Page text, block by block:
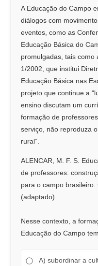
A Educação do Campo
diálogos com
eventos, como as
Educação Básica do
promulgadas, tais como
1/2002, que institui
Educação Básica nas
projeto que continue a
ensino discutam um
formação de
serviço, não reproduza
rural”.
ALENCAR, M. F. S.
de professores:
para o campo
(adaptado).
Nesse contexto, a
Educação do Campo
A) subordinar a